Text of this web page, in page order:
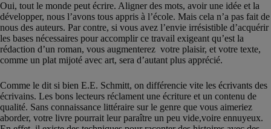
Oui, tout le monde peut écrire. Aligner des mots, avoir une idée et la
développer, nous l’avons tous appris à l’école. Mais cela n’a pas fait de
nous des auteurs. Par contre, si vous avez l’envie irrésistible d’acquérir
les bases nécessaires pour accomplir ce travail exigeant qu’est la
rédaction d’un roman, vous augmenterez votre plaisir, et votre texte,
comme un plat mijoté avec art, sera d’autant plus apprécié.
Comme le dit si bien E.E. Schmitt, on différencie vite les écrivants des
écrivains. Les bons lecteurs réclament une écriture et un contenu de
qualité. Sans connaissance littéraire sur le genre que vous aimeriez
aborder, votre livre pourrait leur paraître un peu vide,voire ennuyeux.